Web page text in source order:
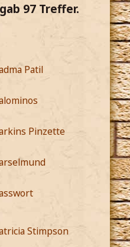
97 Treffer.
Patil
Pinzette
Stimpson